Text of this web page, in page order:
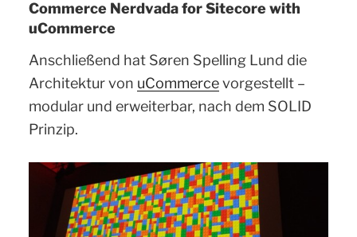
Commerce Nerdvada for Sitecore with
uCommerce
Anschließend hat Søren Spelling Lund die
Architektur von uCommercevorgestellt –
modular und erweiterbar, nach dem SOLID
Prinzip.